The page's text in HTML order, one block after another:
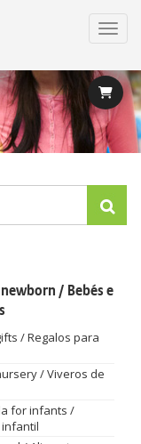
/ Bebés e
/ Regalos para
/ Viveros de
for infants /
infantil